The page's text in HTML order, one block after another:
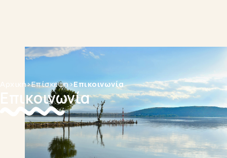
Αρχική>Επίσκεψη>Επικοινωνία
Επικοινωνία